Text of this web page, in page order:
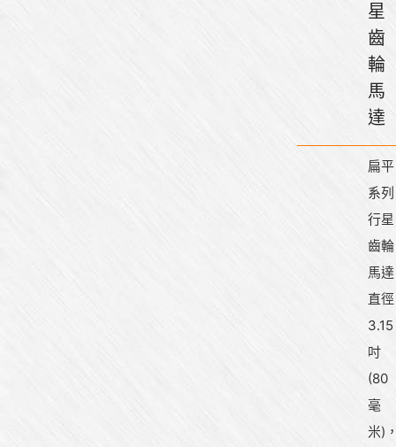
星
齒
輪
馬
達
扁平
系列
行星
齒輪
馬達
直徑
3.15
吋
(80
毫
米)